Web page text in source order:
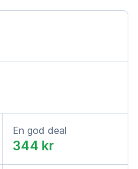
En god deal
344 kr